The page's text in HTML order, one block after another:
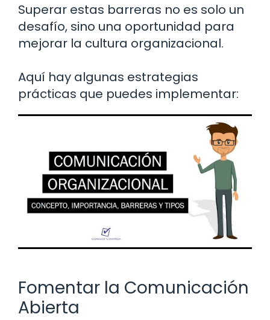
Superar estas barreras no es solo un
desafío, sino una oportunidad para
mejorar la cultura organizacional.
Aquí hay algunas estrategias
prácticas que puedes implementar:
Fomentar la Comunicación
Abierta